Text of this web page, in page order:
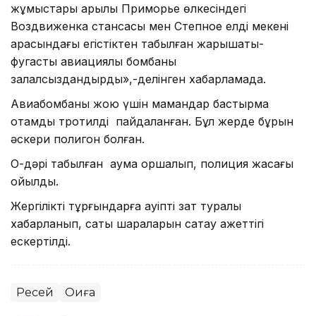
жұмыстары арқылы Приморье өлкесіндегі
Воздвиженка стансасы мен Степное елді мекені
арасындағы егістіктен табылған жарықшақты-
фугасты авиациялық бомбаны
залалсыздандырды»,-делінген хабарламада.
Авиабомбаны жою үшін мамандар бастырма
оқтамды тротилді пайдаланған. Бұл жерде бұрын
әскери полигон болған.
Оқ-дәрі табылған аумақ қоршалып, полиция жасағы
қойылды.
Жергілікті тұрғындарға қауіпті зат туралы
хабарланып, сақтық шараларын сақтау қажеттігі
ескертілді.
Ресей Оқиға